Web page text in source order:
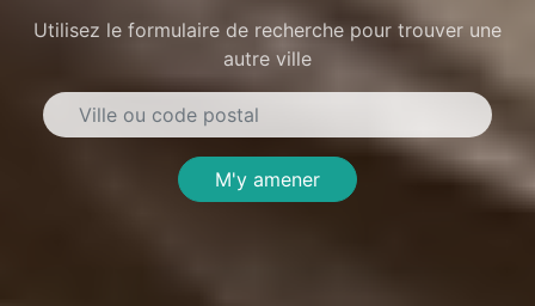
Utilisez le formulaire de recherche pour trouver une
autre ville
M'y amener